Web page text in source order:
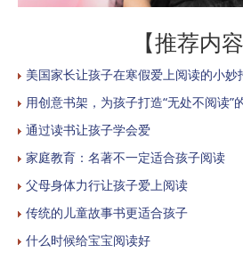
【推荐内容
美国家长让孩子在寒假爱上阅读的小妙
用创意书架，为孩子打造“无处不阅读”
通过读书让孩子学会爱
家庭教育：名著不一定适合孩子阅读
父母身体力行让孩子爱上阅读
传统的儿童故事书更适合孩子
什么时候给宝宝阅读好